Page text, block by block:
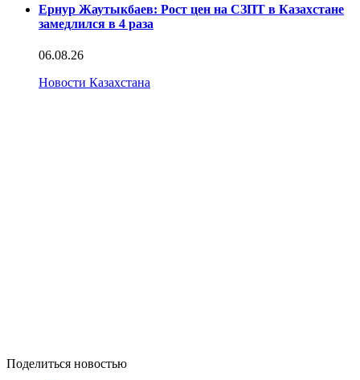
Ернур Жаутыкбаев: Рост цен на СЗПТ в Казахстане
замедлился в 4 раза
06.08.26
Новости Казахстана
Поделиться новостью